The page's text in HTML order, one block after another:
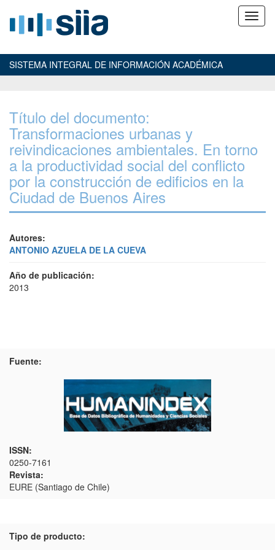
SISTEMA INTEGRAL DE INFORMACIÓN ACADÉMICA
Título del documento:
Transformaciones urbanas y
reivindicaciones ambientales. En torno
a la productividad social del conflicto
por la construcción de edificios en la
Ciudad de Buenos Aires
Autores:
ANTONIO AZUELA DE LA CUEVA
Año de publicación:
2013
Fuente:
ISSN:
0250-7161
Revista:
EURE (Santiago de Chile)
Tipo de producto: